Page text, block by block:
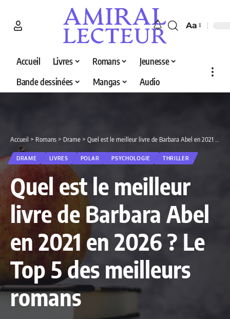
Aa
Accueil Livres Romans
Jeunesse
Bande dessinées
Mangas Audio
Accueil > Romans> Drame > Quel est le meilleur livre de Barbara Abel en 2021 en 2026 ? Le Top 5 des meilleurs romans
DRAME LIVRES POLAR PSYCHOLOGIE THRILLER
Quel est le meilleur
livre de Barbara Abel
en 2021 en 2026 ? Le
Top 5 des meilleurs
romans